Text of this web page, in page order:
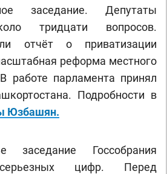
заседание. Депутаты
тридцати вопросов.
отчёт о приватизации
реформа местного
работе парламента принял
Подробности в
Юзбашян.
заседание Госсобрания
цифр. Перед